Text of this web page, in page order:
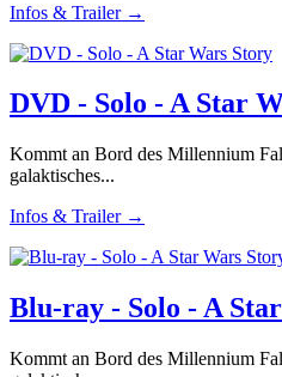
Infos & Trailer →
DVD - Solo - A Star
Kommt an Bord des Millennium
galaktisches...
Infos & Trailer →
Blu-ray - Solo - A
Kommt an Bord des Millennium